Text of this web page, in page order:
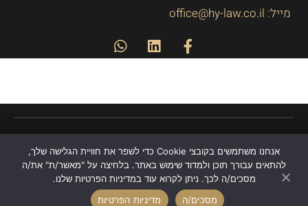
מייל: office@hy-law.co.il
כל הזכויות שמורות לחגית יחזקאל 2026©
Site by: Visuali
אנחנו משתמשים בקובצי Cookie כדי לשפר את חוויית הגלישה שלך,
להתאים עבורך תוכן ולמדוד שימוש באתר. בלחיצה על "מאשר/ת" את/ה
מסכים/ה לכך. ניתן לקרוא עוד במדיניות הפרטיות שלנו.
מסכים/ה
מדיניות הפרטיות